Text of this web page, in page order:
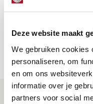
Deze website maakt
We gebruiken cookies
personaliseren, om
en om ons
informatie over je
partners voor social
Net binnen //
Drie dingen die